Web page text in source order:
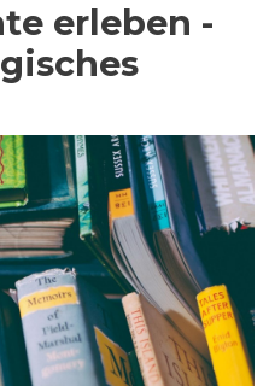
erleben -